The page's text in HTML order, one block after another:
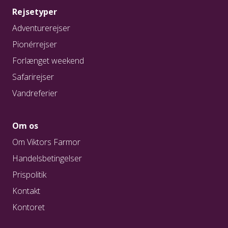
Rejsetyper
Adventurerejser
Pionérrejser
Forlænget weekend
Safarirejser
Vandreferier
Om os
Om Viktors Farmor
Handelsbetingelser
Prispolitik
Kontakt
Kontoret